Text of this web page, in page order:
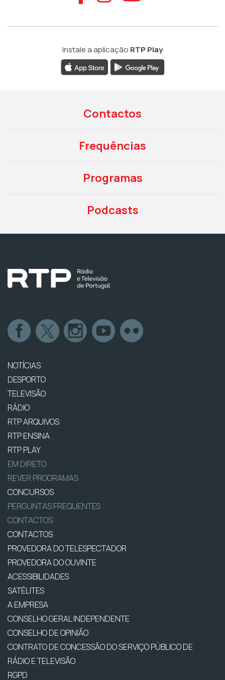
Instale a aplicação RTP Play
Contactos
Frequências
Programas
Podcasts
NOTÍCIAS
DESPORTO
TELEVISÃO
RÁDIO
RTP ARQUIVOS
RTP ENSINA
RTP PLAY
EM DIRETO
REVER PROGRAMAS
CONCURSOS
PERGUNTAS FREQUENTES
CONTACTOS
CONTACTOS
PROVEDORA DO TELESPECTADOR
PROVEDORA DO OUVINTE
ACESSIBILIDADES
SATÉLITES
A EMPRESA
CONSELHO GERAL INDEPENDENTE
CONSELHO DE OPINIÃO
CONTRATO DE CONCESSÃO DO SERVIÇO PÚBLICO DE
RÁDIO E TELEVISÃO
RGPD